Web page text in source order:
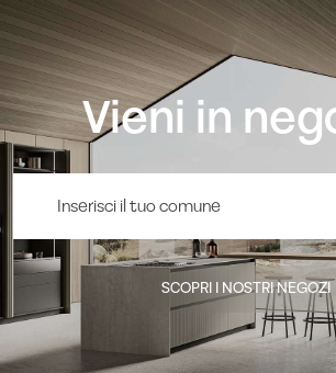
Vieni in
SCOPRI I NOSTRI NEGOZI